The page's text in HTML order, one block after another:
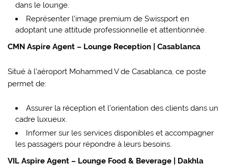
dans le lounge.
Représenter l’image premium de Swissport en
adoptant une attitude professionnelle et attentionnée.
CMN Aspire Agent – Lounge Reception | Casablanca
Situé à l’aéroport Mohammed V de Casablanca, ce poste
permet de:
Assurer la réception et l’orientation des clients dans un
cadre luxueux.
Informer sur les services disponibles et accompagner
les passagers pour répondre à leurs besoins.
VIL Aspire Agent – Lounge Food & Beverage | Dakhla